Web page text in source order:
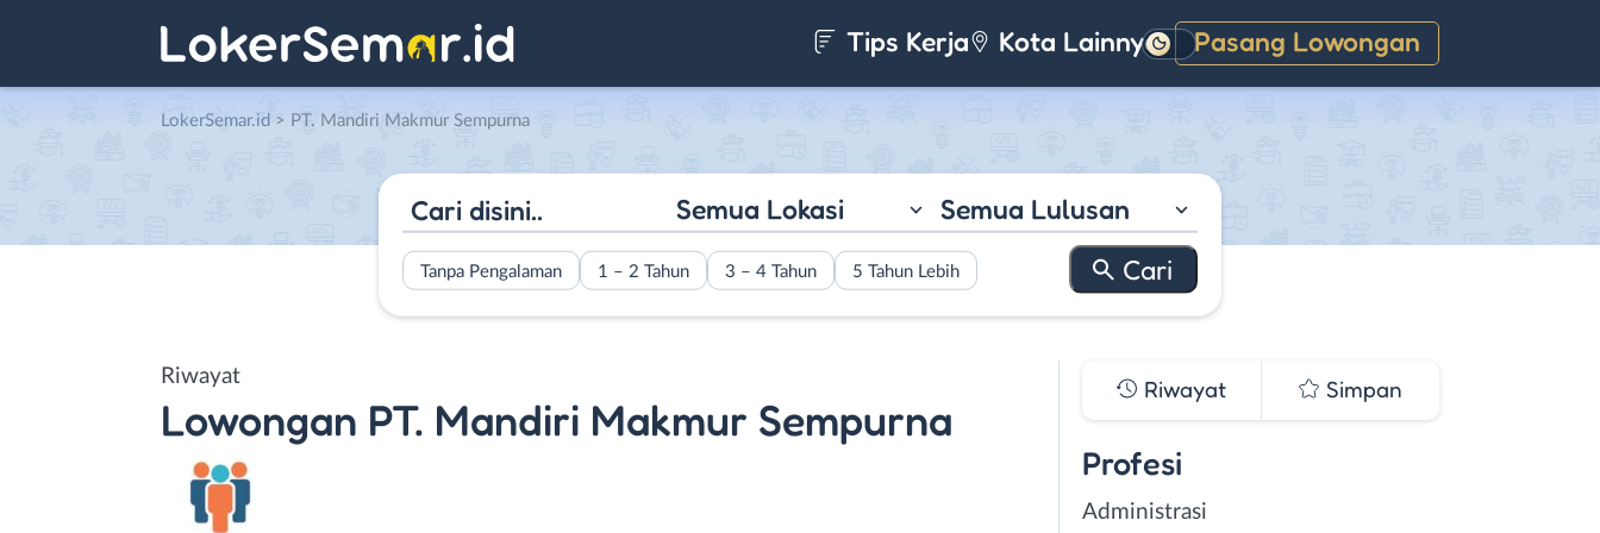
Tips Kerja Kota Lainnya Pasang Lowongan
Gelap
LokerSemar.id > PT. Mandiri Makmur Sempurna
Semua Lokasi Semua Lulusan
Tanpa Pengalaman 1 – 2 Tahun 3 – 4 Tahun 5 Tahun Lebih
Riwayat
Lowongan PT. Mandiri Makmur Sempurna
Riwayat Simpan
Profesi
Administrasi